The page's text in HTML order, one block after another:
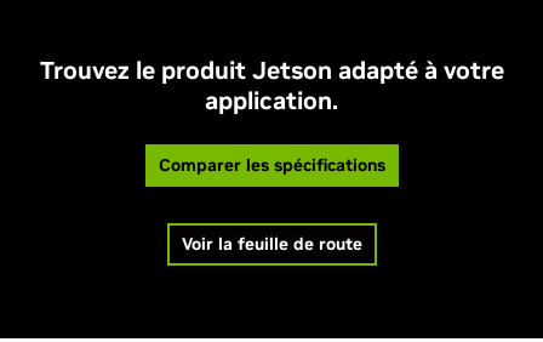
Trouvez le produit Jetson adapté à votre
application.
Comparer les spécifications
Voir la feuille de route